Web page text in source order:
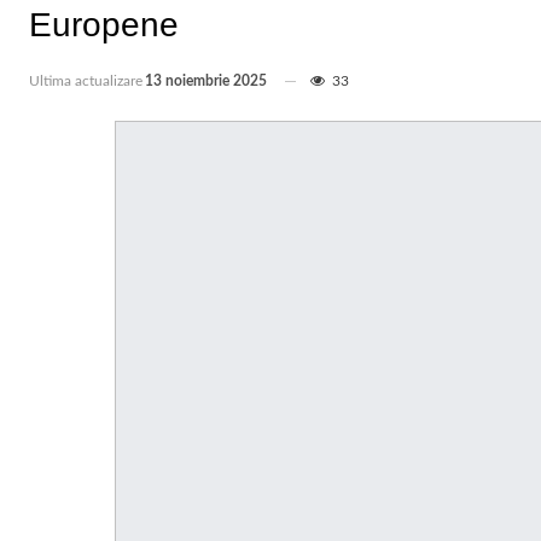
Europene
Ultima actualizare 13 noiembrie 2025 33